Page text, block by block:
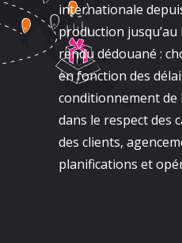
internationale
production
rendu dédouané :
en fonction des
conditionnement de
dans le respect des
des clients,
planifications et